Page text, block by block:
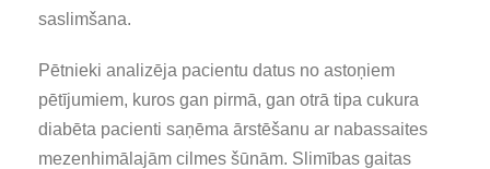
saslimšana.
Pētnieki analizēja pacientu datus no astoņiem
pētījumiem, kuros gan pirmā, gan otrā tipa cukura
diabēta pacienti saņēma ārstēšanu ar nabassaites
mezenhimālajām cilmes šūnām. Slimības gaitas